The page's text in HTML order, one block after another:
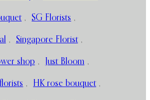
, SG Florists ,
, Singapore Florist ,
shop , Just Bloom ,
, HK rose bouquet ,